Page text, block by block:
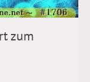
zum